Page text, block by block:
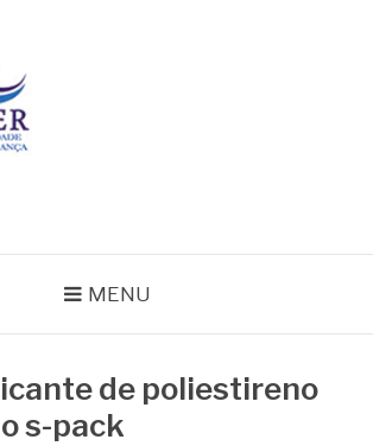
MENU
de poliestireno
s-pack